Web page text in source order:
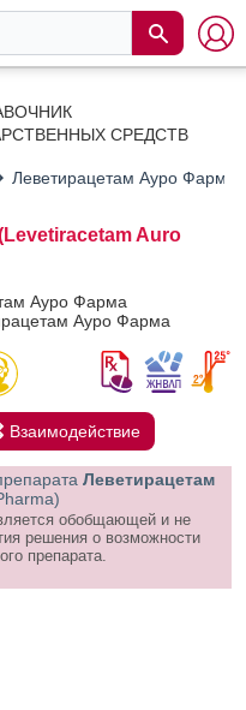
СРЕДСТВ
Леветирацетам Ауро Фарма
Auro
Ауро Фарма
Ауро Фарма
Взаимодействие
Леветирацетам
обобщающей и не
решения о возможности
препарата.